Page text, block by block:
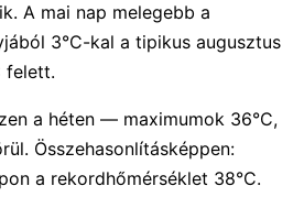
A mai nap melegebb a
3°C-kal a tipikus augusztus
felett.
a héten — maximumok 36°C,
Összehasonlításképpen:
a rekordhőmérséklet 38°C.